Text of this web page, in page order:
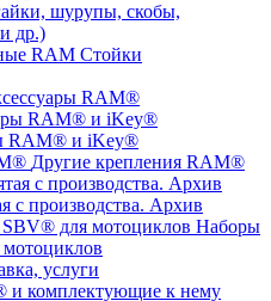
шурупы, скобы,
др.)
Стойки
RAM®
RAM® и iKey®
Другие крепления RAM®
с производства. Архив
Наборы
услуги